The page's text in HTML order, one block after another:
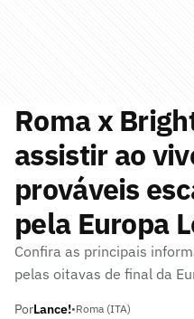
Roma x
assistir ao
prováveis
pela Europa
Confira as principais
pelas oitavas de final da
PorLance!•Roma (ITA)